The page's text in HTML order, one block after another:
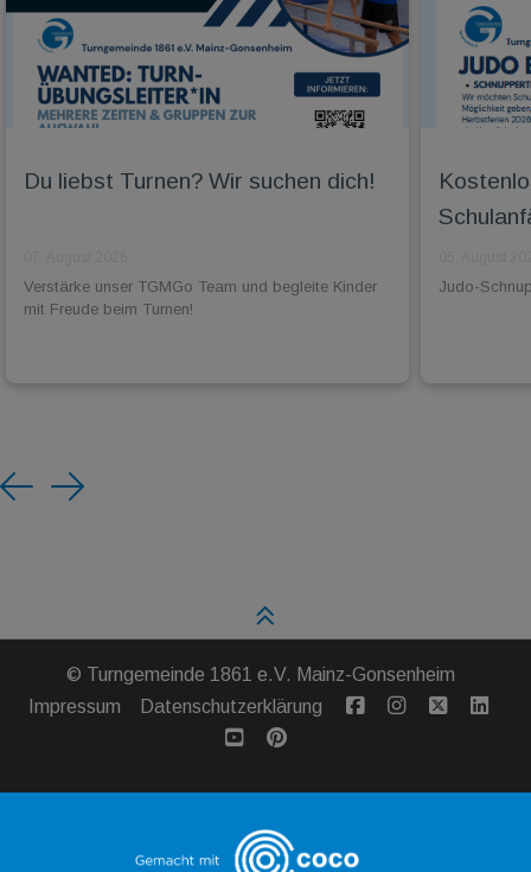
Du liebst Turnen? Wir suchen dich!
Verstärke unser TGMGo Team und begleite Kinder
mit Freude beim Turnen!
Judo-
Previous
Next
© Turngemeinde 1861 e.V. Mainz-Gonsenheim
Impressum
Datenschutzerklärung